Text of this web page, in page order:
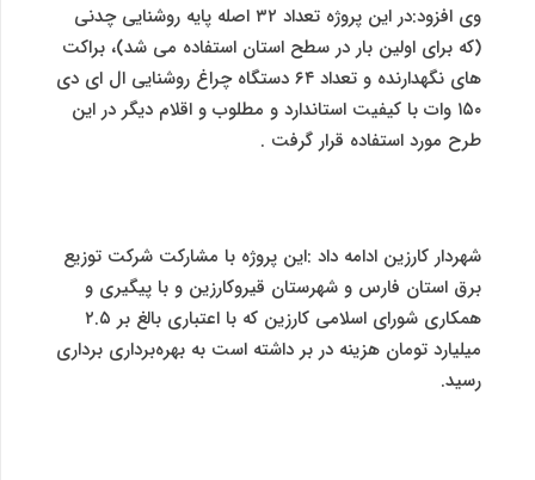
وی افزود:در این پروژه تعداد ۳۲ اصله پایه روشنایی چدنی
(که برای اولین بار در سطح استان استفاده می شد)، براکت
های نگهدارنده و تعداد ۶۴ دستگاه چراغ روشنایی ال ای دی
۱۵۰ وات با کیفیت استاندارد و مطلوب و اقلام دیگر در این
طرح مورد استفاده قرار گرفت .
شهردار کارزین ادامه داد :این پروژه با مشارکت شرکت توزیع
برق استان فارس و شهرستان قیروکارزین و با پیگیری و
همکاری شورای اسلامی کارزین که با اعتباری بالغ بر ۲.۵
میلیارد تومان هزینه در بر داشته است به بهره‌برداری برداری
رسید.